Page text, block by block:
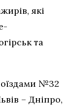
які
та
№32
– Дніпро,